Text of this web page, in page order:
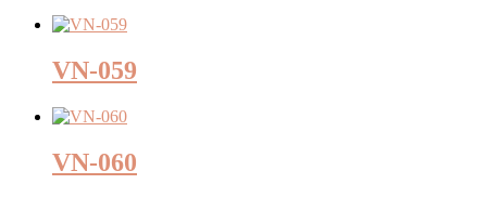
VN-059
VN-060